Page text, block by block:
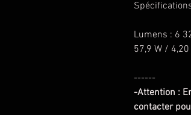
Lumens : 6
57,9 W / 4,20
------
-Attention :
contacter